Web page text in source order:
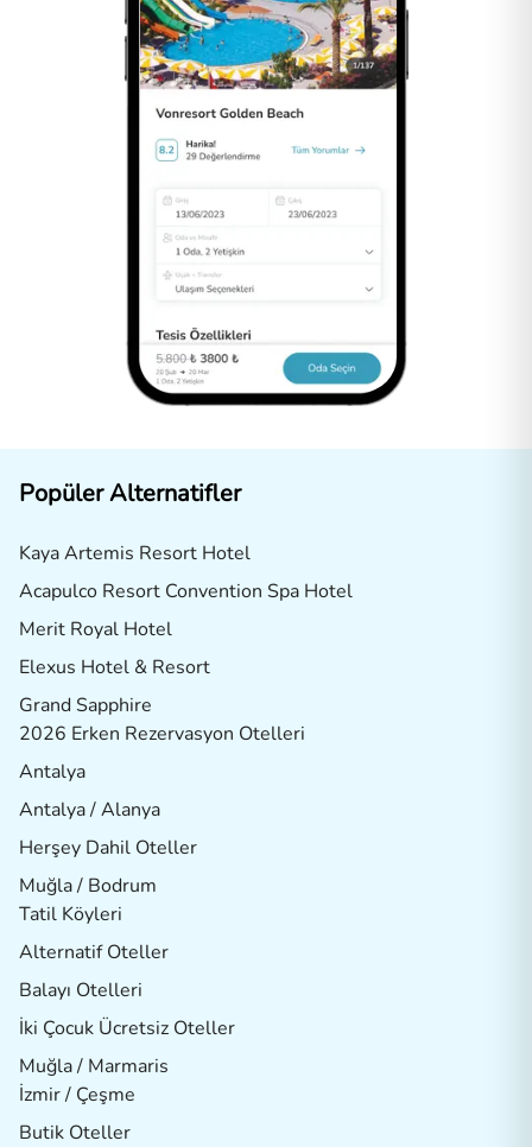
Popüler Alternatifler
Kaya Artemis Resort Hotel
Acapulco Resort Convention Spa Hotel
Merit Royal Hotel
Elexus Hotel & Resort
Grand Sapphire
2026 Erken Rezervasyon Otelleri
Antalya
Antalya / Alanya
Herşey Dahil Oteller
Muğla / Bodrum
Tatil Köyleri
Alternatif Oteller
Balayı Otelleri
İki Çocuk Ücretsiz Oteller
Muğla / Marmaris
İzmir / Çeşme
Butik Oteller